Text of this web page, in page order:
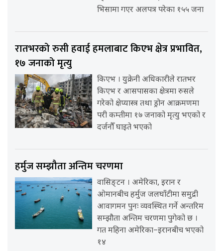
भिसामा गएर अलपत्र परेका १५५ जना
रातभरको रुसी हवाई हमलाबाट किएभ क्षेत्र प्रभावित,
१७ जनाको मृत्यु
किएभ । युक्रेनी अधिकारीले रातभर
किएभ र आसपासका क्षेत्रमा रुसले
गरेको क्षेप्यास्त्र तथा ड्रोन आक्रमणमा
परी कम्तीमा १७ जनाको मृत्यु भएको र
दर्जनौँ घाइते भएको
हर्मुज सम्झौता अन्तिम चरणमा
वासिङ्टन । अमेरिका, इरान र
ओमानबीच हर्मुज जलघाँटीमा समुद्री
आवागमन पुनः व्यवस्थित गर्ने अन्तरिम
सम्झौता अन्तिम चरणमा पुगेको छ ।
गत महिना अमेरिका–इरानबीच भएको
१४